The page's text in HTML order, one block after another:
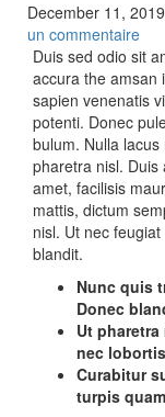
December 11, 2019
un commentaire
Duis sed odio sit
accura the amsan
sapien venenatis
potenti. Donec
bulum. Nulla
pharetra nisl.
amet, facilisis
mattis, dictum
nisl. Ut nec
blandit.
Nunc quis
Donec
Ut
nec
Curabitur
turpis